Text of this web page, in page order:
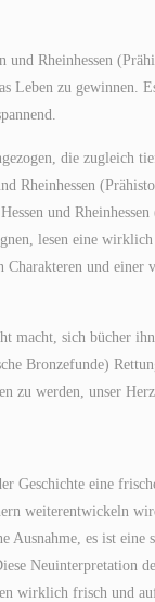
Rheinhessen
Leben zu gewinnen.
die zugleich
Rheinhessen
und
lesen eine
und
macht, sich bücher
Bronzefunde)
zu werden, unser
Geschichte eine
weiterentwickeln
es ist eine
Neuinterpretation
wirklich frisch und